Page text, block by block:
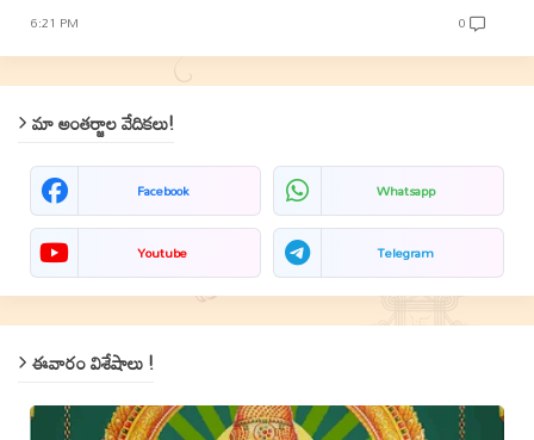
6:21 PM 0
మా అంతర్జాల వేదికలు!
Facebook Whatsapp
Youtube Telegram
ఈవారం విశేషాలు !